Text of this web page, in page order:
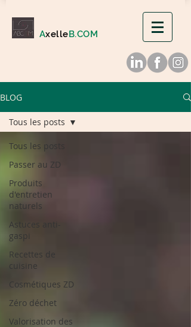
AxelleB.COM
BLOG
Tous les posts
Passer au ZD
Produits
d'entretien
naturels
Astuces anti-
gaspi
Recettes de
cuisine
Cosmétiques ZD
Zéro déchet
Valorisation des
Tous les posts